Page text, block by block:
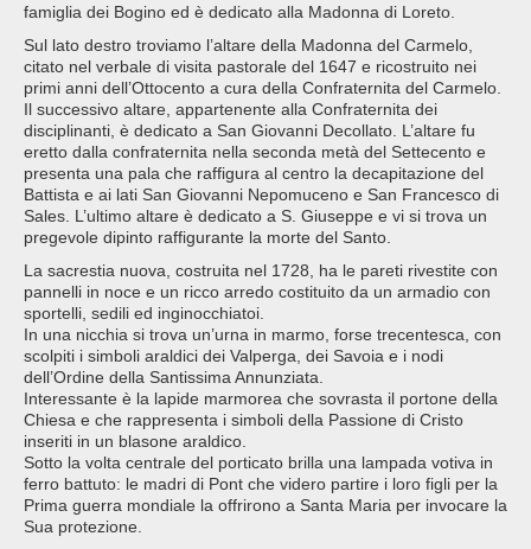
famiglia dei Bogino ed è dedicato alla Madonna di Loreto.
Sul lato destro troviamo l’altare della Madonna del Carmelo,
citato nel verbale di visita pastorale del 1647 e ricostruito nei
primi anni dell’Ottocento a cura della Confraternita del Carmelo.
Il successivo altare, appartenente alla Confraternita dei
disciplinanti, è dedicato a San Giovanni Decollato. L’altare fu
eretto dalla confraternita nella seconda metà del Settecento e
presenta una pala che raffigura al centro la decapitazione del
Battista e ai lati San Giovanni Nepomuceno e San Francesco di
Sales. L’ultimo altare è dedicato a S. Giuseppe e vi si trova un
pregevole dipinto raffigurante la morte del Santo.
La sacrestia nuova, costruita nel 1728, ha le pareti rivestite con
pannelli in noce e un ricco arredo costituito da un armadio con
sportelli, sedili ed inginocchiatoi.
In una nicchia si trova un’urna in marmo, forse trecentesca, con
scolpiti i simboli araldici dei Valperga, dei Savoia e i nodi
dell’Ordine della Santissima Annunziata.
Interessante è la lapide marmorea che sovrasta il portone della
Chiesa e che rappresenta i simboli della Passione di Cristo
inseriti in un blasone araldico.
Sotto la volta centrale del porticato brilla una lampada votiva in
ferro battuto: le madri di Pont che videro partire i loro figli per la
Prima guerra mondiale la offrirono a Santa Maria per invocare la
Sua protezione.